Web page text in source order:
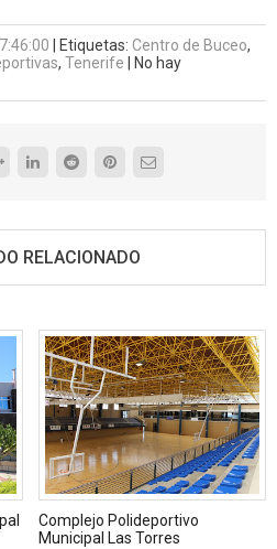
Etiquetas: Centro de Buceo,
, Tenerife
No hay
RELACIONADO
Complejo Polideportivo
Municipal Las Torres